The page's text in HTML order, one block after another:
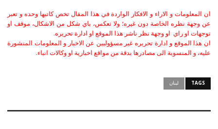
ان المعلومات و الاراء و الافكار الواردة في هذا المقال تخص كاتبها وحده و تعبر
عن وجهة نظره الخاصة دون غيره؛ ولا تعكس، باي شكل من الاشكال، موقف او
توجهات او راي او وجهة نظر ناشر هذا الموقع او ادارة تحريره.
ان هذا الموقع و ادارة تحريره غير مسؤوليين عن الاخبار و المعلومات المنشورة
عليه، و المنسوبة الى مصادرها بدقة من مواقع اخبارية او وكالات انباء.
TAGS لبنان